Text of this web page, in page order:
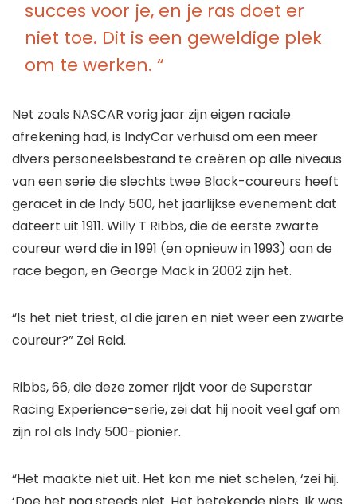
succes voor je, en je ras doet er
niet toe. Dit is een geweldige plek
om te werken. “
Net zoals NASCAR vorig jaar zijn eigen raciale
afrekening had, is IndyCar verhuisd om een ​​meer
divers personeelsbestand te creëren op alle niveaus
van een serie die slechts twee Black-coureurs heeft
geracet in de Indy 500, het jaarlijkse evenement dat
dateert uit 1911. Willy T Ribbs, die de eerste zwarte
coureur werd die in 1991 (en opnieuw in 1993) aan de
race begon, en George Mack in 2002 zijn het.
“Is het niet triest, al die jaren en niet weer een zwarte
coureur?” Zei Reid.
Ribbs, 66, die deze zomer rijdt voor de Superstar
Racing Experience-serie, zei dat hij nooit veel gaf om
zijn rol als Indy 500-pionier.
“Het maakte niet uit. Het kon me niet schelen, ‘zei hij.